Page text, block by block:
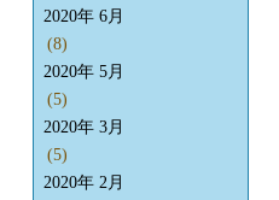
2020年 6月
(8)
2020年 5月
(5)
2020年 3月
(5)
2020年 2月